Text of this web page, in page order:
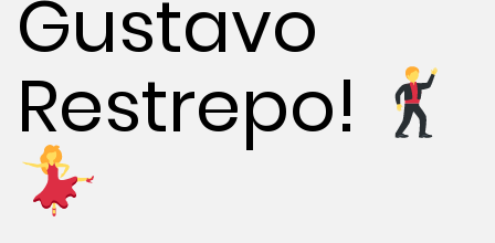
Gustavo
Restrepo!